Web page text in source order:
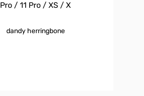
Pro / 11 Pro / XS / X
dandy herringbone